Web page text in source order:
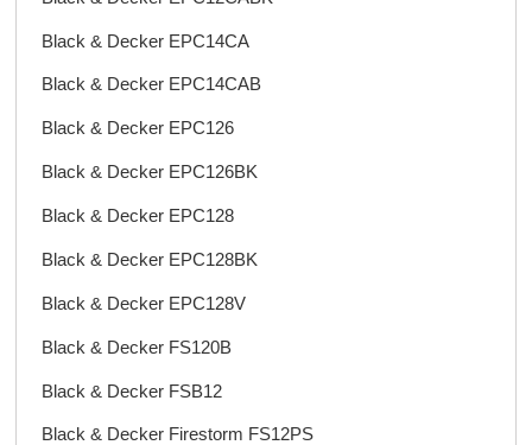
Black & Decker EPC14CA
Black & Decker EPC14CAB
Black & Decker EPC126
Black & Decker EPC126BK
Black & Decker EPC128
Black & Decker EPC128BK
Black & Decker EPC128V
Black & Decker FS120B
Black & Decker FSB12
Black & Decker Firestorm FS12PS